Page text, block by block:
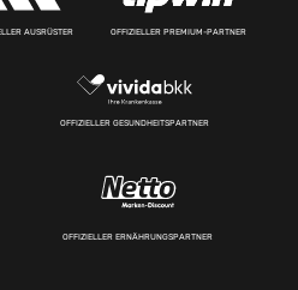
AUSRÜSTER OFFIZIELLER PREMIUM-PARTNER
OFFIZIELLER GESUNDHEITSPARTNER
OFFIZIELLER ERNÄHRUNGSPARTNER